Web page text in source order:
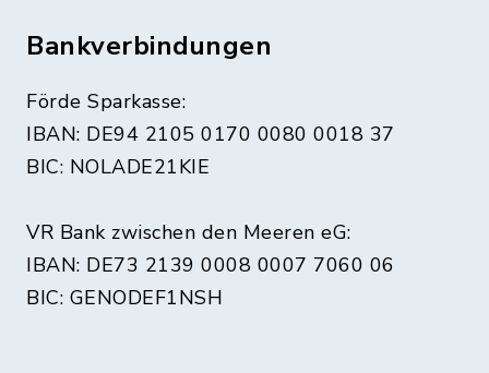
Bankverbindungen
Förde Sparkasse:
IBAN: DE94 2105 0170 0080 0018 37
BIC: NOLADE21KIE
VR Bank zwischen den Meeren eG:
IBAN: DE73 2139 0008 0007 7060 06
BIC: GENODEF1NSH